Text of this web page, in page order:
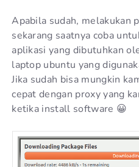
Apabila sudah, melakukan
sekarang saatnya coba
aplikasi yang dibutuhkan
laptop ubuntu yang
Jika sudah bisa mungkin
cepat dengan proxy yang
ketika install software 😀